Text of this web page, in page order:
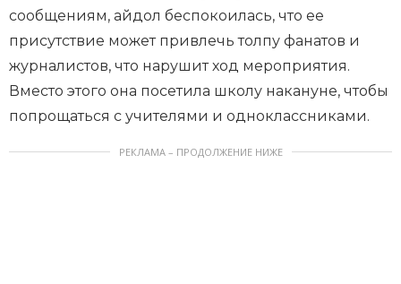
сообщениям, айдол беспокоилась, что ее
присутствие может привлечь толпу фанатов и
журналистов, что нарушит ход мероприятия.
Вместо этого она посетила школу накануне, чтобы
попрощаться с учителями и одноклассниками.
РЕКЛАМА – ПРОДОЛЖЕНИЕ НИЖЕ